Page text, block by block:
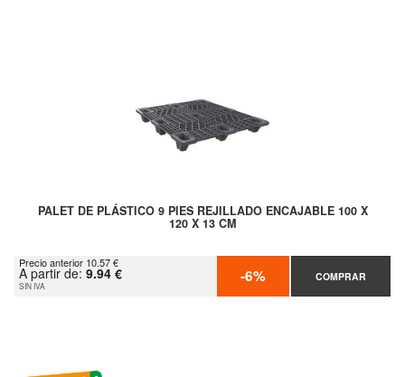
PALET DE PLÁSTICO 9 PIES REJILLADO ENCAJABLE 100 X
120 X 13 CM
Precio anterior 10.57 €
A partir de: 9.94 €
SIN IVA -6% COMPRAR